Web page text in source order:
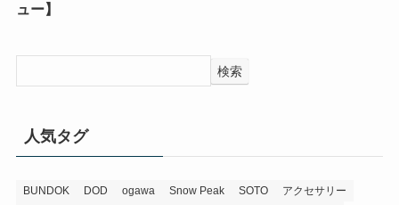
ュー】
検索
人気タグ
BUNDOK DOD ogawa Snow Peak SOTO
アクセサリー